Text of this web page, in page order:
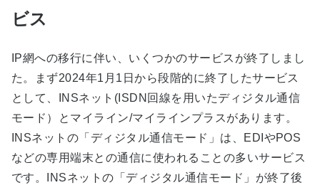
ビス
IP網への移行に伴い、いくつかのサービスが終了しまし
た。まず2024年1月1日から段階的に終了したサービス
として、INSネット(ISDN回線を用いたディジタル通信
モード）とマイライン/マイラインプラスがあります。
INSネットの「ディジタル通信モード」は、EDIやPOS
などの専用端末との通信に使われることの多いサービス
です。INSネットの「ディジタル通信モード」が終了後